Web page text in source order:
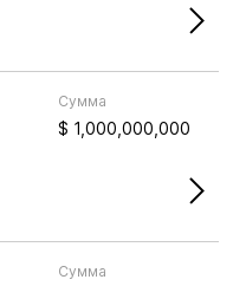
Сумма
$ 1,000,000,000
Сумма